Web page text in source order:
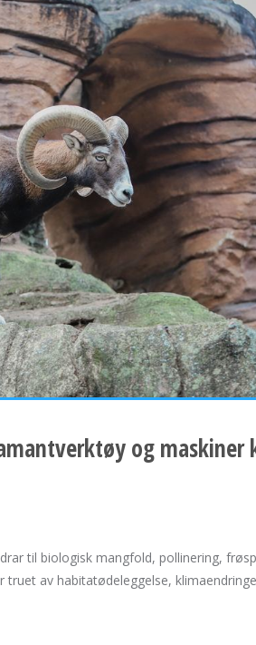
og maskiner
til biologisk mangfold, pollinering,
av habitatødeleggelse,